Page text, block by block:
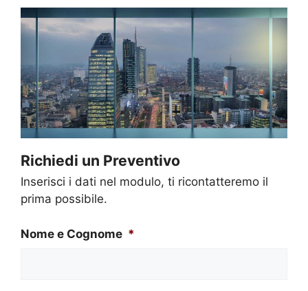
Richiedi un Preventivo
Inserisci i dati nel modulo, ti ricontatteremo il
prima possibile.
Nome e Cognome *